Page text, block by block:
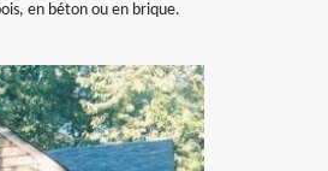
en béton ou en brique.